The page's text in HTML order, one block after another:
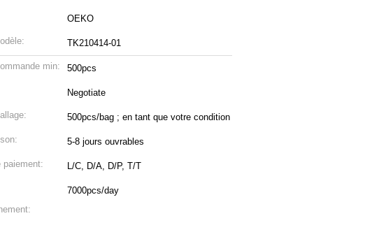
OEKO
TK210414-01
min: 500pcs
Negotiate
500pcs/bag ; en tant que votre condition
5-8 jours ouvrables
paiement: L/C, D/A, D/P, T/T
7000pcs/day